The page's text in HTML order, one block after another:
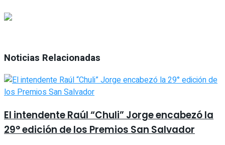
Noticias Relacionadas
El intendente Raúl “Chuli” Jorge encabezó la
29° edición de los Premios San Salvador